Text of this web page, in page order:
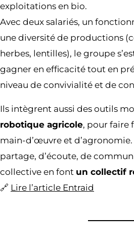
exploitations en bio.
Avec deux salariés, un
une diversité de productions
herbes, lentilles), le groupe
gagner en efficacité tout en
niveau de convivialité et de
Ils intègrent aussi des outils
robotique agricole, pour faire
main-d’œuvre et d’agronomie.
partage, d’écoute, de
collective en font un collectif
🔗 Lire l’article Entraid